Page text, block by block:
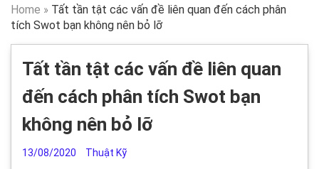
Home » Tất tần tật các vấn đề liên quan đến cách phân
tích Swot bạn không nên bỏ lỡ
Tất tần tật các vấn đề liên quan
đến cách phân tích Swot bạn
không nên bỏ lỡ
13/08/2020 Thuật Kỹ